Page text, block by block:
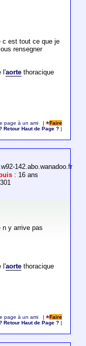
est tout ce que je
rensegner
l'aortethoracique
page à un ami |
Faire
Retour Haut de Page ?
142.abo.wanadoo.fr
: 16 ans
n y arrive pas
l'aortethoracique
page à un ami |
Faire
Retour Haut de Page ?